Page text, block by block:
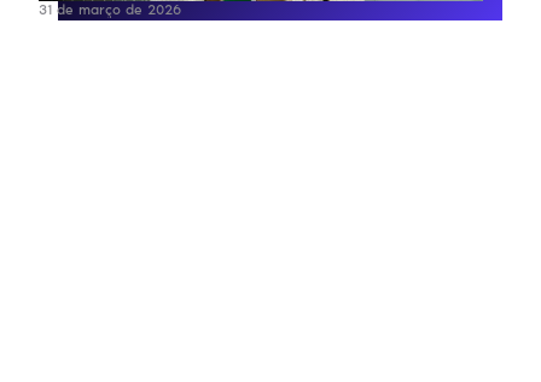
31 de março de 2026